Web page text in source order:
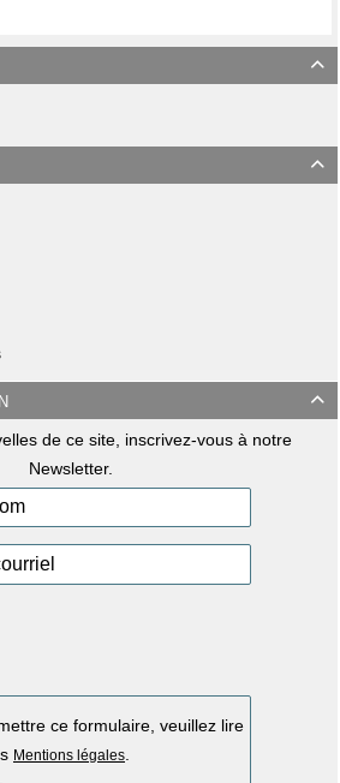



de ce site, inscrivez-vous à notre
Newsletter.
ce formulaire, veuillez lire
Mentions légales